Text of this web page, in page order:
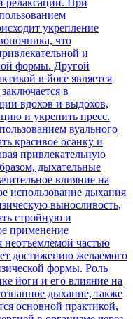
укрепление
что
и
формы. Другой
в йоге является
в
вдохов и выдохов,
и укрепить пресс.
вуального
красивое осанку и
привлекательную
дыхательные
влияние на
использование дыхания
выносливость,
стройную и
применение
неотъемлемой частью
достижению желаемого
формы. Роль
йоги и его влияние на
дыхание, также
основной практикой,